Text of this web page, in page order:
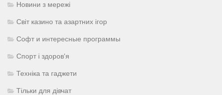
Новини з мережі
Світ казино та азартних ігор
Софт и интересные программы
Спорт і здоров'я
Техніка та гаджети
Тільки для дівчат